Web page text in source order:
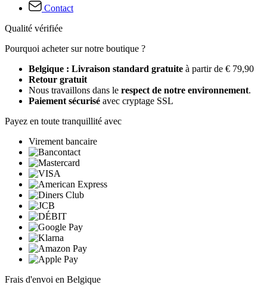
Contact
Qualité vérifiée
Pourquoi acheter sur notre boutique ?
Belgique : Livraison standard gratuite à partir de € 79,90
Retour gratuit
Nous travaillons dans le respect de notre environnement.
Paiement sécurisé avec cryptage SSL
Payez en toute tranquillité avec
Virement bancaire
Frais d'envoi en Belgique